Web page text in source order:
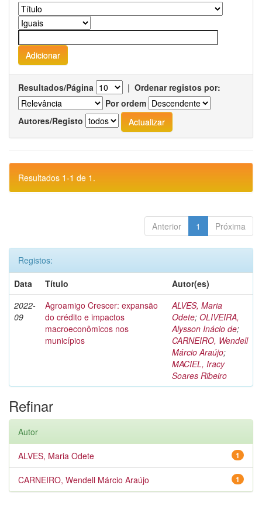
Resultados/Página | Ordenar registos por:
Por ordem
Autores/Registo
Resultados 1-1 de 1.
Anterior 1 Próxima
Registos:
Data
Título
Autor(es)
2022-
09
Agroamigo Crescer: expansão
do crédito e impactos
macroeconômicos nos
municípios
ALVES, Maria
Odete; OLIVEIRA,
Alysson Inácio de;
CARNEIRO, Wendell
Márcio Araújo;
MACIEL, Iracy
Soares Ribeiro
Refinar
Autor
1
ALVES, Maria Odete
1
CARNEIRO, Wendell Márcio Araújo